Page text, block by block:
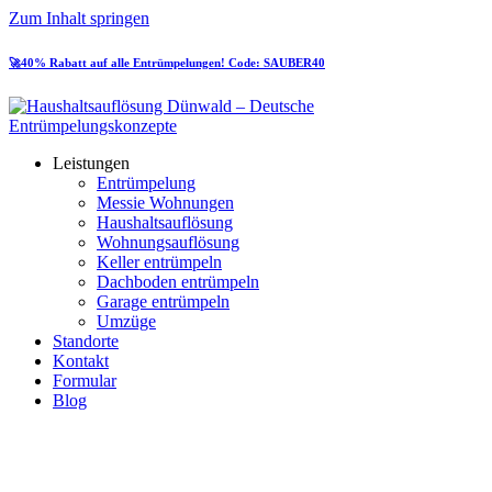
Zum Inhalt springen
🚀40% Rabatt auf alle Entrümpelungen! Code: SAUBER40
Leistungen
Entrümpelung
Messie Wohnungen
Haushaltsauflösung
Wohnungsauflösung
Keller entrümpeln
Dachboden entrümpeln
Garage entrümpeln
Umzüge
Standorte
Kontakt
Formular
Blog